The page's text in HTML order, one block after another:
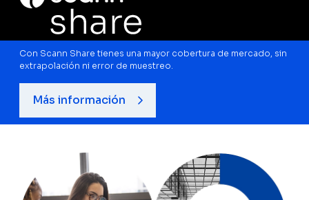
Con Scann Share tienes una mayor cobertura de mercado, sin
extrapolación ni error de muestreo.
Más información